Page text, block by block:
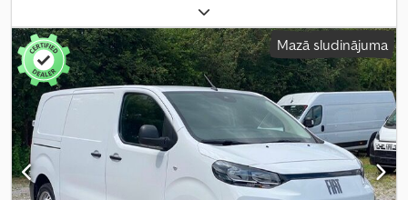
, riteņu bāze:
04/2024, degvielas tvertnes tilpums:70 l, CO₂ izmeši:195 g/km,
emisijas klase:Euro 6, krāsa:balts, sēdvietu skaits:3, Ražošanas
gads:2024, Aprīkojums:ABS, borta dators, bīdāmās durvis,
centrālā atslēga, elektroniskā stabilitātes programma (ESP),
gaisa kondicionēšana, gaisa spilvens, imobilaizersistēma, kruīza
kontrole, miglas lukturi, navigācijas sistēma, vilces kontroles
sistēma,
Mazā sludinājuma